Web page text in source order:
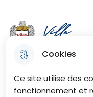
Cookies
Ce site utilise des
fonctionnement et
menu